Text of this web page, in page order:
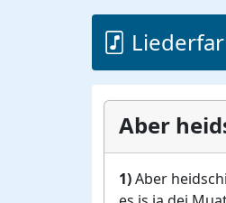
Aber
1)Aber